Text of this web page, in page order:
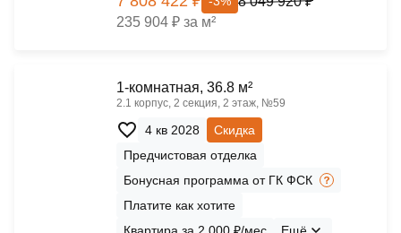
235 904 ₽ за м²
1-комнатная, 36.8 м²
2.1 корпус, 2 секция, 2 этаж, №59
4 кв 2028
Скидка
Предчистовая отделка
Бонусная программа от ГК ФСК
Платите как хотите